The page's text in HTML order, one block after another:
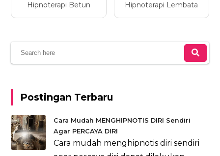
Hipnoterapi Betun Hipnoterapi Lembata
Postingan Terbaru
Cara Mudah MENGHIPNOTIS DIRI Sendiri
Agar PERCAYA DIRI
Cara mudah menghipnotis diri sendiri